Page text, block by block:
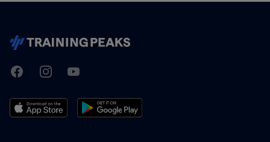
TrainingPeaks
FacebookInstagramYoutube